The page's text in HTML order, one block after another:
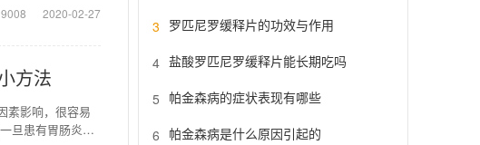
9008 2020-02-27
方法
素影响，很容易
旦患有胃肠炎，
3 罗匹尼罗缓释片的功效与作用
4 盐酸罗匹尼罗缓释片能长期吃吗
5 帕金森病的症状表现有哪些
6 帕金森病是什么原因引起的